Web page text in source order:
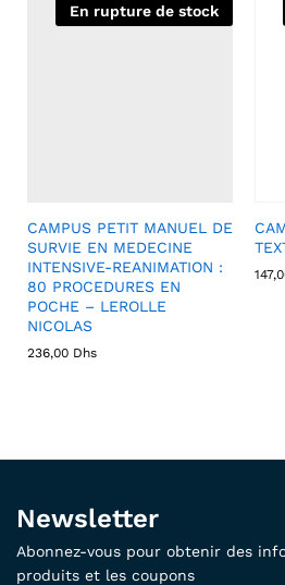
En rupture de stock
CAMPUS PETIT MANUEL DE
SURVIE EN MEDECINE
INTENSIVE-REANIMATION :
80 PROCEDURES EN
POCHE – LEROLLE
NICOLAS
236,00 Dhs
Newsletter
Abonnez-vous pour obtenir des
produits et les coupons